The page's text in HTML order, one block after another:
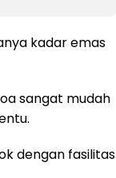
kadar emas
sangat mudah
dengan fasilitas